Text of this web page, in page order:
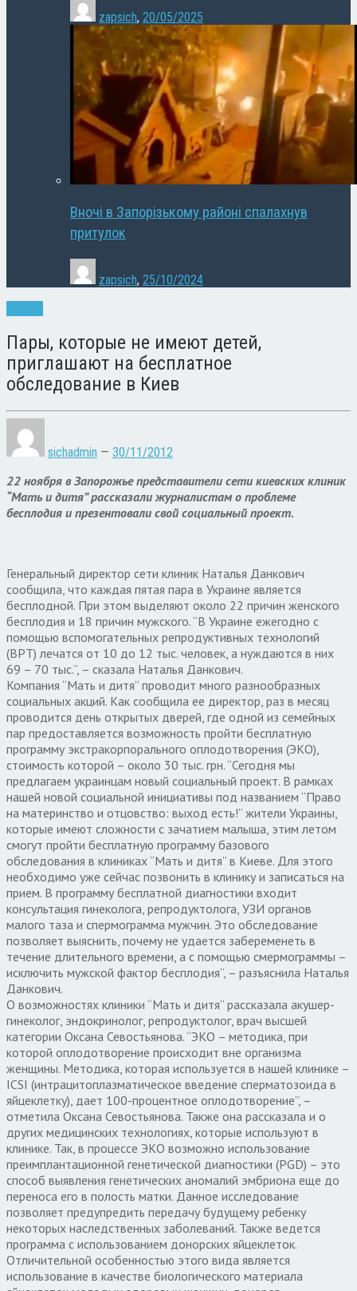
zapsich, 20/05/2025
Вночі в Запорізькому районі спалахнув
притулок
zapsich, 25/10/2024
Пары, которые не имеют детей,
приглашают на бесплатное
обследование в Киев
sichadmin — 30/11/2012
22 ноября в Запорожье представители сети киевских клиник
“Мать и дитя” рассказали журналистам о проблеме
бесплодия и презентовали свой социальный проект.
Генеральный директор сети клиник Наталья Данкович
сообщила, что каждая пятая пара в Украине является
бесплодной. При этом выделяют около 22 причин женского
бесплодия и 18 причин мужского. “В Украине ежегодно с
помощью вспомогательных репродуктивных технологий
(ВРТ) лечатся от 10 до 12 тыс. человек, а нуждаются в них
69 – 70 тыс.”, – сказала Наталья Данкович.
Компания “Мать и дитя” проводит много разнообразных
социальных акций. Как сообщила ее директор, раз в месяц
проводится день открытых дверей, где одной из семейных
пар предоставляется возможность пройти бесплатную
программу экстракорпорального оплодотворения (ЭКО),
стоимость которой – около 30 тыс. грн. “Сегодня мы
предлагаем украинцам новый социальный проект. В рамках
нашей новой социальной инициативы под названием “Право
на материнство и отцовство: выход есть!” жители Украины,
которые имеют сложности с зачатием малыша, этим летом
смогут пройти бесплатную программу базового
обследования в клиниках “Мать и дитя” в Киеве. Для этого
необходимо уже сейчас позвонить в клинику и записаться на
прием. В программу бесплатной диагностики входит
консультация гинеколога, репродуктолога, УЗИ органов
малого таза и спермограмма мужчин. Это обследование
позволяет выяснить, почему не удается забеременеть в
течение длительного времени, а с помощью смермограммы –
исключить мужской фактор бесплодия”, – разъяснила Наталья
Данкович.
О возможностях клиники “Мать и дитя” рассказала акушер-
гинеколог, эндокринолог, репродуктолог, врач высшей
категории Оксана Севостьянова. “ЭКО – методика, при
которой оплодотворение происходит вне организма
женщины. Методика, которая используется в нашей клинике –
ICSI (интрацитоплазматическое введение сперматозоида в
яйцеклетку), дает 100-процентное оплодотворение”, –
отметила Оксана Севостьянова. Также она рассказала и о
других медицинских технологиях, которые используют в
клинике. Так, в процессе ЭКО возможно использование
преимплантационной генетической диагностики (PGD) – это
способ выявления генетических аномалий эмбриона еще до
переноса его в полость матки. Данное исследование
позволяет предупредить передачу будущему ребенку
некоторых наследственных заболеваний. Также ведется
программа с использованием донорских яйцеклеток.
Отличительной особенностью этого вида является
использование в качестве биологического материала